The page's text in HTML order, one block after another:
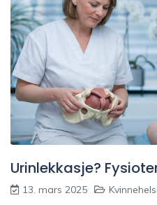
Urinlekkasje?
13. mars 2025